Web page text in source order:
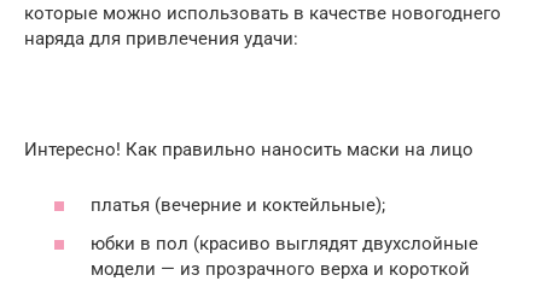
которые можно использовать в качестве новогоднего
наряда для привлечения удачи:
Интересно! Как правильно наносить маски на лицо
платья (вечерние и коктейльные);
юбки в пол (красиво выглядят двухслойные
модели — из прозрачного верха и короткой